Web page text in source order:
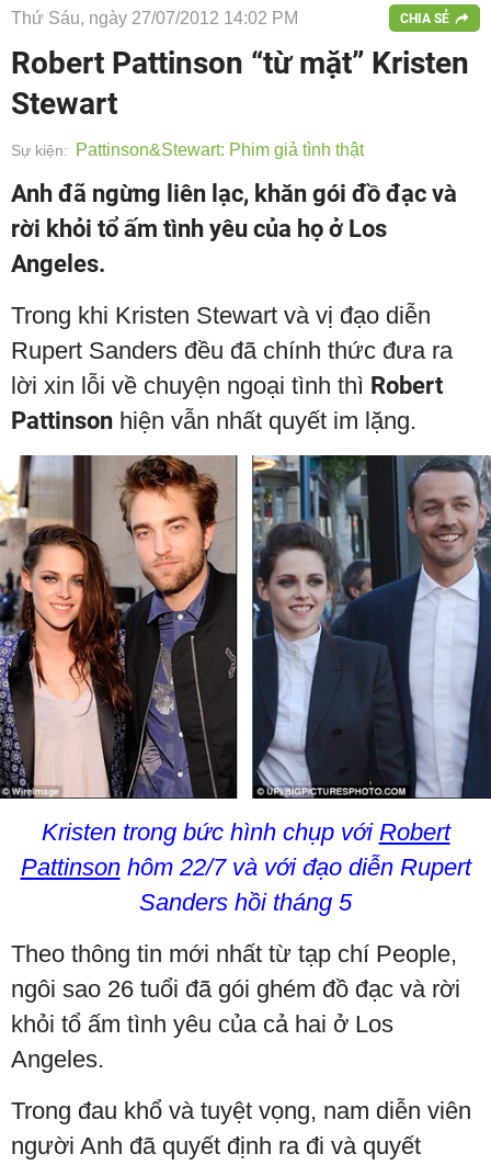
Thứ Sáu, ngày 27/07/2012 14:02 PM CHIA SẺ
Robert Pattinson “từ mặt” Kristen
Stewart
Sự kiện: Pattinson&Stewart: Phim giả tình thật
Anh đã ngừng liên lạc, khăn gói đồ đạc và
rời khỏi tổ ấm tình yêu của họ ở Los
Angeles.
Trong khi Kristen Stewart và vị đạo diễn
Rupert Sanders đều đã chính thức đưa ra
lời xin lỗi về chuyện ngoại tình thì Robert
Pattinson hiện vẫn nhất quyết im lặng.
Kristen trong bức hình chụp với Robert
Pattinsonhôm 22/7 và với đạo diễn Rupert
Sanders hồi tháng 5
Theo thông tin mới nhất từ tạp chí People,
ngôi sao 26 tuổi đã gói ghém đồ đạc và rời
khỏi tổ ấm tình yêu của cả hai ở Los
Angeles.
Trong đau khổ và tuyệt vọng, nam diễn viên
người Anh đã quyết định ra đi và quyết